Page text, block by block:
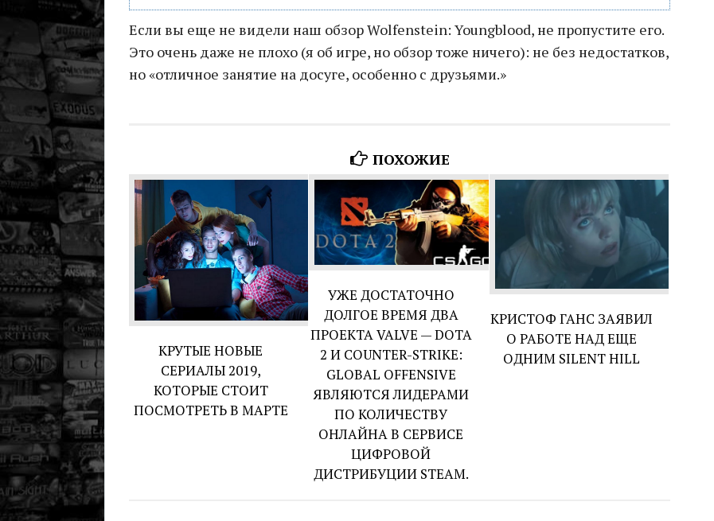
Если вы еще не видели наш обзор Wolfenstein: Youngblood, не пропустите его.
Это очень даже не плохо (я об игре, но обзор тоже ничего): не без недостатков,
но «отличное занятие на досуге, особенно с друзьями.»
ПОХОЖИЕ
КРУТЫЕ НОВЫЕ
СЕРИАЛЫ 2019,
КОТОРЫЕ СТОИТ
ПОСМОТРЕТЬ В МАРТЕ
УЖЕ ДОСТАТОЧНО
ДОЛГОЕ ВРЕМЯ ДВА
ПРОЕКТА VALVE — DOTA
2 И COUNTER-STRIKE:
GLOBAL OFFENSIVE
ЯВЛЯЮТСЯ ЛИДЕРАМИ
ПО КОЛИЧЕСТВУ
ОНЛАЙНА В СЕРВИСЕ
ЦИФРОВОЙ
ДИСТРИБУЦИИ STEAM.
КРИСТОФ ГАНС ЗАЯВИЛ
О РАБОТЕ НАД ЕЩЕ
ОДНИМ SILENT HILL